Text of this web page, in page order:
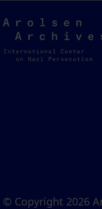
Arolsen
Archives
© Copyright 2026